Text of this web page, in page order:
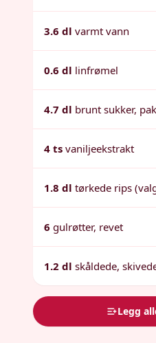
3.6 dl varmt vann
0.6 dl linfrømel
4.7 dl brunt sukker,
4 ts vaniljeekstrakt
1.8 dl tørkede rips
6 gulrøtter, revet
1.2 dl skåldede,
Legg